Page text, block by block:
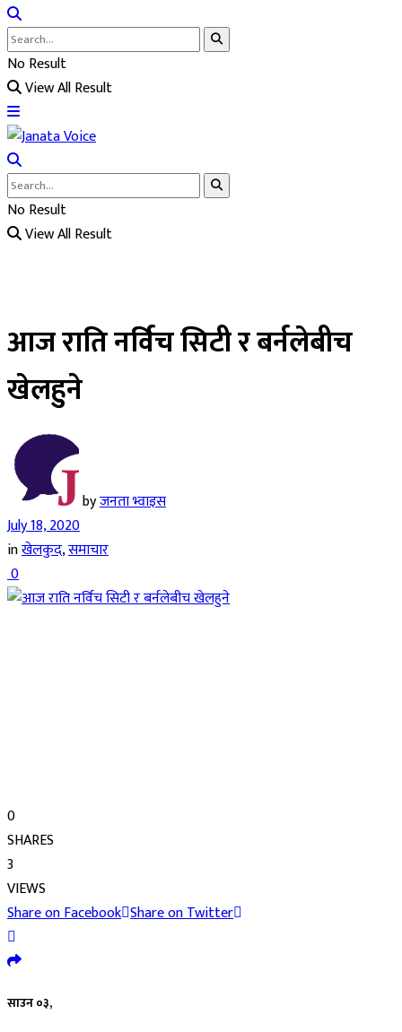
No Result
View All Result
No Result
View All Result
आज राति नर्विच सिटी र बर्नलेबीच
खेलहुने
byजनता भ्वाइस
July 18, 2020
inखेलकुद,समाचार
0
0
SHARES
3
VIEWS
Share on Facebook Share on Twitter
साउन ०३,